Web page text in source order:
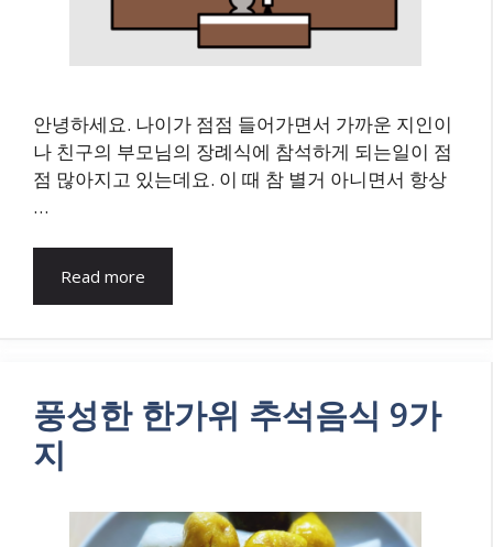
안녕하세요. 나이가 점점 들어가면서 가까운 지인이
나 친구의 부모님의 장례식에 참석하게 되는일이 점
점 많아지고 있는데요. 이 때 참 별거 아니면서 항상
…
Read more
풍성한 한가위 추석음식 9가
지